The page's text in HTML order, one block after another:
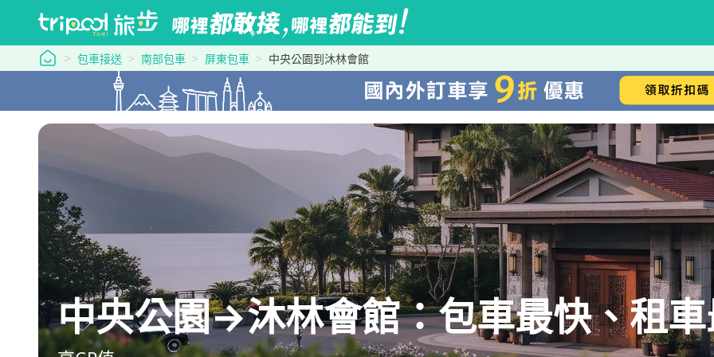
tripool 旅步
包車接送 南部包車 屏東包車 中央公園到沐林會館
中央公園→沐林會館：包車最快、租